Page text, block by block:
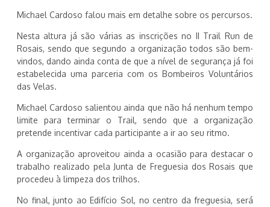
Michael Cardoso falou mais em detalhe sobre os percursos.
Nesta altura já são várias as inscrições no II Trail Run de
Rosais, sendo que segundo a organização todos são bem-
vindos, dando ainda conta de que a nível de segurança já foi
estabelecida uma parceria com os Bombeiros Voluntários
das Velas.
Michael Cardoso salientou ainda que não há nenhum tempo
limite para terminar o Trail, sendo que a organização
pretende incentivar cada participante a ir ao seu ritmo.
A organização aproveitou ainda a ocasião para destacar o
trabalho realizado pela Junta de Freguesia dos Rosais que
procedeu à limpeza dos trilhos.
No final, junto ao Edifício Sol, no centro da freguesia, será